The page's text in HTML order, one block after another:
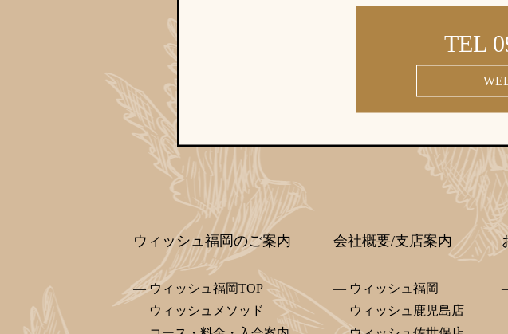
TEL
ウィッシュ福岡のご案内
ウィッシュ福岡TOP
ウィッシュメソッド
会社概要/支店案内
ウィッシュ福岡
ウィッシュ鹿児島店